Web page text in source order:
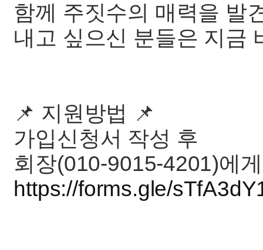
함께 주짓수의 매력을 발
내고 싶으신 분들은 지금
📌 지원방법 📌
가입신청서 작성 후
회장(010-9015-4201)에
https://forms.gle/